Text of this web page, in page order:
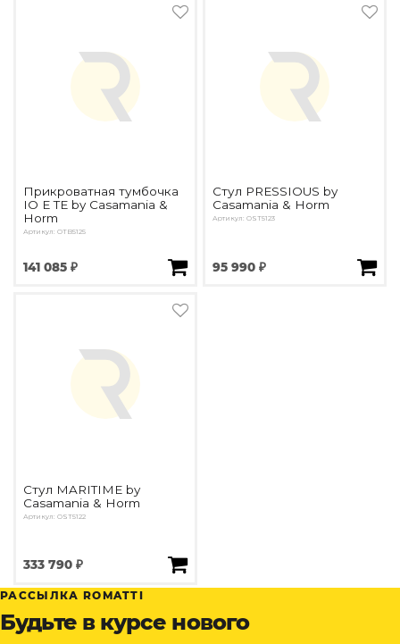
Прикроватная тумбочка
IO E TE by Casamania &
Horm
Артикул: OTB5125
141 085 ₽
Стул PRESSIOUS by
Casamania & Horm
Артикул: OST5123
95 990 ₽
Стул MARITIME by
Casamania & Horm
Артикул: OST5122
333 790 ₽
РАССЫЛКА ROMATTI
Будьте в курсе нового